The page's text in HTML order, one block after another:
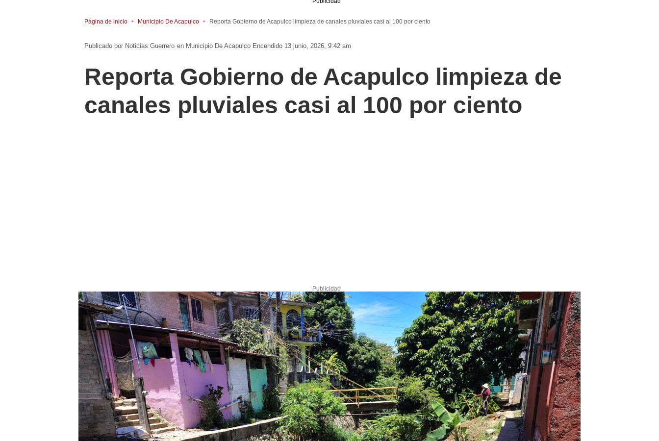
Página de inicio Municipio De Acapulco Reporta Gobierno de Acapulco limpieza de canales pluviales casi al 100 por ciento
Noticias Guerrero en Municipio De Acapulco Encendido 13 junio, 2026, 9:42 am
Reporta Gobierno de Acapulco limpieza de
canales pluviales casi al 100 por ciento
Publicidad